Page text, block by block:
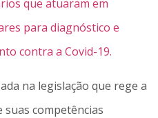
que atuaram em
para diagnóstico e
contra a Covid-19.
na legislação que rege a
competências